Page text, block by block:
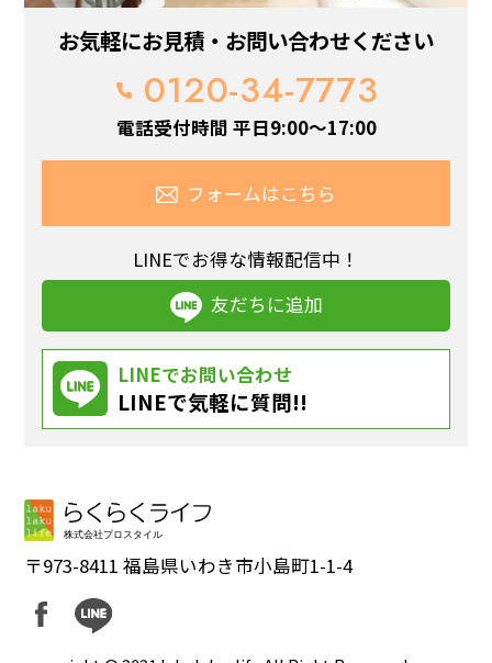
お気軽にお見積・お問い合わせください
0120-34-7773
電話受付時間 平日9:00～17:00
フォームはこちら
LINEでお得な情報配信中！
友だちに追加
LINEでお問い合わせ
LINEで気軽に質問!!
〒973-8411 福島県いわき市小島町1-1-4